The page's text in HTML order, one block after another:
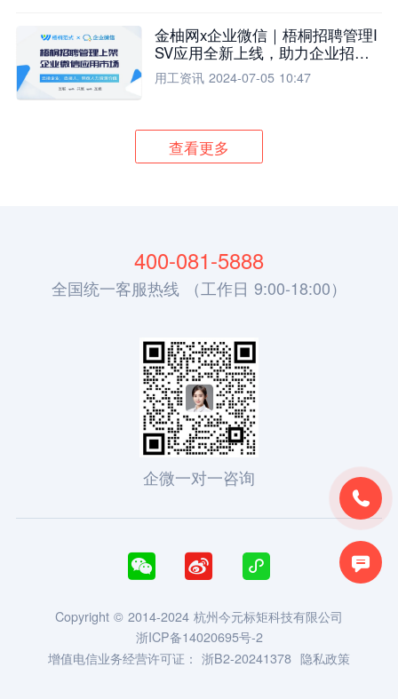
金柚网x企业微信｜梧桐招聘管理I
SV应用全新上线，助力企业招聘
流程全面升级
用工资讯 2024-07-05 10:47
查看更多


400-081-5888
全国统一客服热线 （工作日 9:00-18:00）
企微一对一咨询
  
Copyright © 2014-2024 杭州今元标矩科技有限公司
浙ICP备14020695号-2
增值电信业务经营许可证： 浙B2-20241378 隐私政策